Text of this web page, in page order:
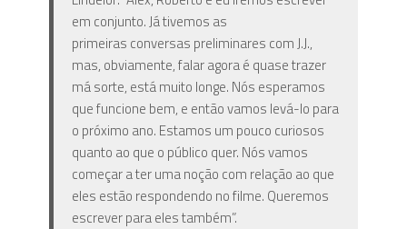
em conjunto. Já tivemos as
primeiras conversas preliminares com J.J.,
mas, obviamente, falar agora é quase trazer
má sorte, está muito longe. Nós esperamos
que funcione bem, e então vamos levá-lo para
o próximo ano. Estamos um pouco curiosos
quanto ao que o público quer. Nós vamos
começar a ter uma noção com relação ao que
eles estão respondendo no filme. Queremos
escrever para eles também”.